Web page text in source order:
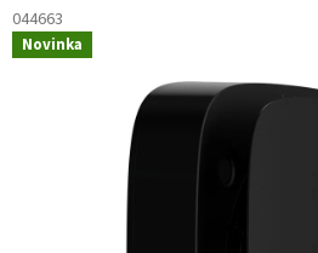
044663
Novinka